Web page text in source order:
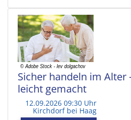
Sicher handeln im Alter
leicht gemacht
12.09.2026 09:30 Uhr
Kirchdorf bei Haag